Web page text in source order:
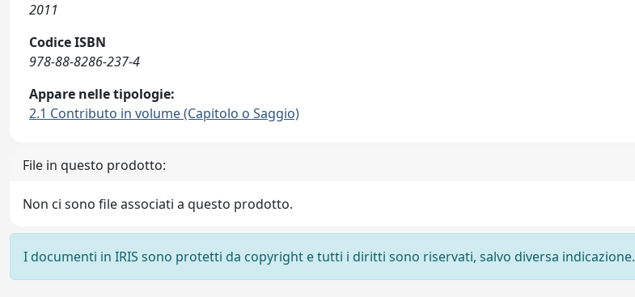
2011
Codice ISBN
978-88-8286-237-4
Appare nelle tipologie:
2.1 Contributo in volume (Capitolo o Saggio)
File in questo prodotto:
Non ci sono file associati a questo prodotto.
I documenti in IRIS sono protetti da copyright e tutti i diritti sono riservati, salvo diversa indicazione.